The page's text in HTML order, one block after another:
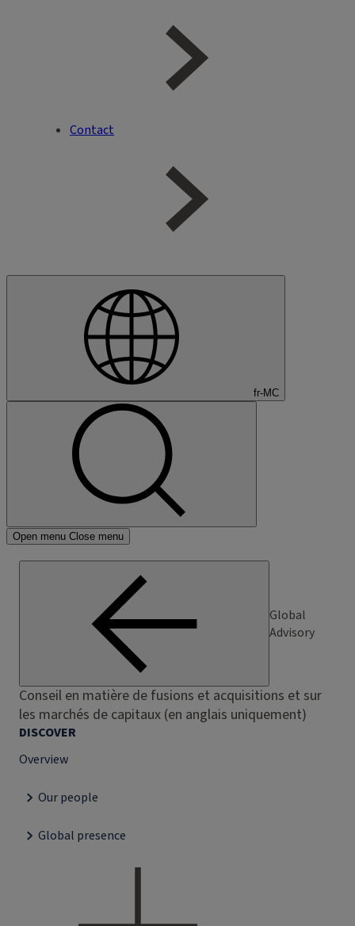
Contact
fr-MC
Open menu Close menu
Global
Advisory
Conseil en matière de fusions et acquisitions et sur
les marchés de capitaux (en anglais uniquement)
DISCOVER
Overview
Our people
Global presence